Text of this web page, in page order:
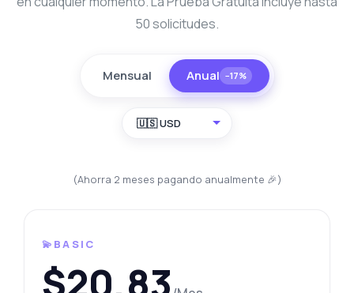
50 solicitudes.
Mensual Anual −17%
🇺🇸 USD
(Ahorra 2 meses pagando anualmente 🎉)
💫BASIC